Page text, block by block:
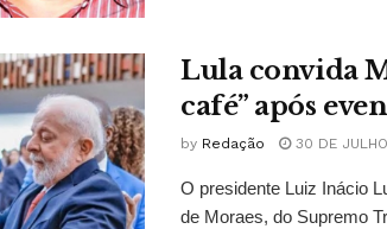
Lula convida
café” após
by Redação 30 DE
O presidente Luiz Inácio
de Moraes, do Supremo